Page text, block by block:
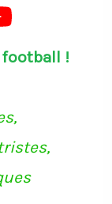
football !